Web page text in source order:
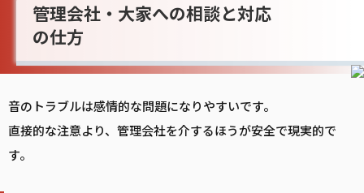
管理会社・大家への相談と対応
の仕方
音のトラブルは感情的な問題になりやすいです。
直接的な注意より、管理会社を介するほうが安全で現実的で
す。